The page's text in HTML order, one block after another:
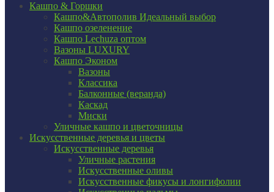
Кашпо & Горшки
Кашпо&Автополив Идеальный выбор
Кашпо озеленение
Кашпо Lechuza оптом
Вазоны LUXURY
Кашпо Эконом
Вазоны
Классика
Балконные (веранда)
Каскад
Миски
Уличные кашпо и цветочницы
Искусственные деревья и цветы
Искусственные деревья
Уличные растения
Искусственные оливы
Искусственные фикусы и лонгифолии